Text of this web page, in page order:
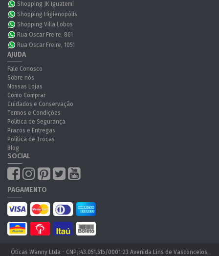
Shopping JK Iguatemi
Shopping Higienopólis
Shopping Villa Lobos
Rua Oscar Freire, 861
Rua Oscar Freire, 1051
AJUDA
Fale Conosco
Sobre nós
Nossas Lojas
Como Comprar
Cuidados e Conservação
Termos e Condições
Política de Segurança
Prazos e Entregas
Política de Trocas
Blog
SOCIAL
PAGAMENTO
Óticas Wanny Ltda - CNPJ:43.051.515/0001-23 Avenida Lins de Vasconcelos,